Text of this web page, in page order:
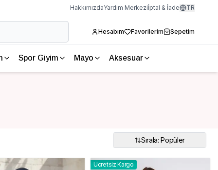
HakkımızdaYardım Merkeziİptal & İade TR
Hesabım Favorilerim Sepetim
Spor Giyim Mayo Aksesuar
Sırala: Popüler
Ücretsiz Kargo